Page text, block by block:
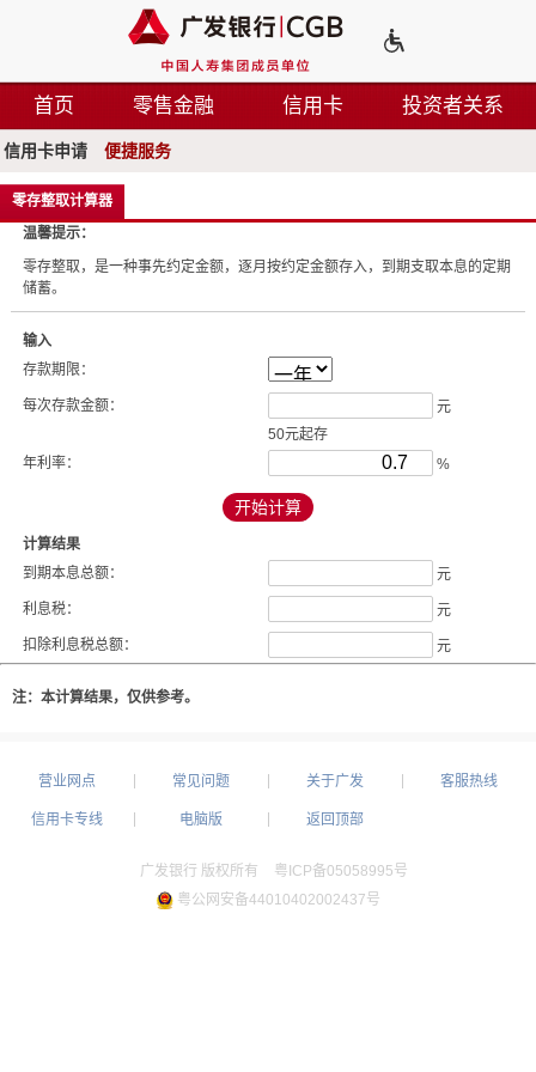
首页 零售金融 信用卡 投资者关系
信用卡申请 便捷服务
零存整取计算器
温馨提示：
零存整取，是一种事先约定金额，逐月按约定金额存入，到期支取本息的定期
储蓄。
输入
存款期限：
每次存款金额：
元
50元起存
年利率：
%
计算结果
到期本息总额：
元
利息税： 元
扣除利息税总额： 元
注：本计算结果，仅供参考。
营业网点 常见问题 关于广发 客服热线
信用卡专线 电脑版 返回顶部
广发银行 版权所有
粤ICP备05058995号
粤公网安备44010402002437号